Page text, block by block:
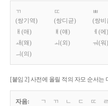
ㄲ
(쌍기역)
ㄸ
(쌍디귿)
ㅃ
(쌍비
ㅐ(애)
ㅒ(얘) ㅔ(에)
ㅙ(왜)
ㅚ(외) ㅝ(워)
ㅢ(의)
[붙임 2] 사전에 올릴 적의 자모 순서는
자음: ㄱ ㄲ ㄴ ㄷ ㄸ ㄹ